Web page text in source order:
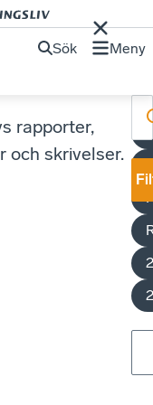
Sök Meny
rapporter,
och skrivelser.